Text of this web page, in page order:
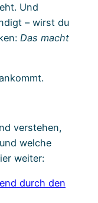
Und
– wirst du
Das macht
verstehen,
welche
weiter:
durch den